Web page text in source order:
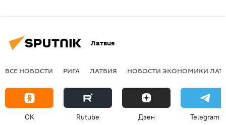
Латвия
ВСЕ НОВОСТИ РИГА ЛАТВИЯ НОВОСТИ ЭКОНОМИКИ
OK Rutube Дзен Telegram